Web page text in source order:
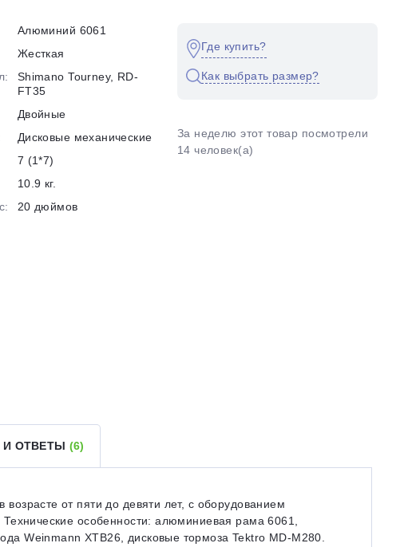
Алюминий 6061
Жесткая
Shimano Tourney, RD-
FT35
Двойные
Дисковые механические
7 (1*7)
10.9 кг.
20 дюймов
Где купить?
Как выбрать размер?
За неделю этот товар посмотрели
14 человек(а)
ОТВЕТЫ (6)
от пяти до девяти лет, с оборудованием
особенности: алюминиевая рама 6061,
Weinmann XTB26, дисковые тормоза Tektro MD-M280.